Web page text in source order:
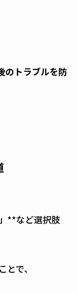
のトラブルを防
**など選択肢
で、